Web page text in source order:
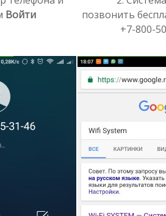
Войти
позвонить
+7-800-